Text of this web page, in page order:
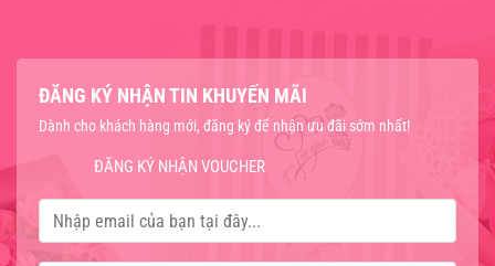
ĐĂNG KÝ NHẬN TIN KHUYẾN MÃI
Dành cho khách hàng mới, đăng ký để nhận ưu đãi sớm nhất!
ĐĂNG KÝ NHẬN VOUCHER